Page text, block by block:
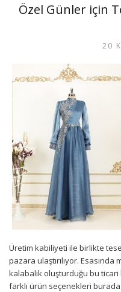
Özel Günler için
20
Üretim kabiliyeti ile birlikte
pazara ulaştırılıyor.
kalabalık oluşturduğu bu
farklı ürün seçenekleri burada